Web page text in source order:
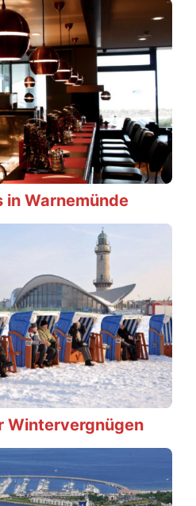
in Warnemünde
Wintervergnügen